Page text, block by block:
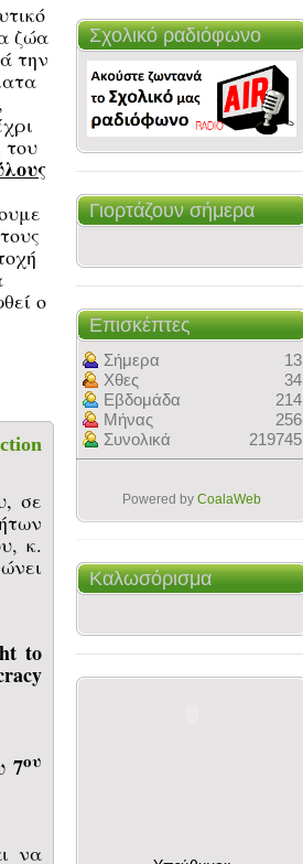
ζώα
την
του
ο
σε
κ.
to
7ου
να
Σχολικό ραδιόφωνο
Γιορτάζουν σήμερα
Επισκέπτες
Σήμερα
13
Χθες
34
Εβδομάδα
214
Μήνας
256
Συνολικά
219745
Powered by CoalaWeb
Καλωσόρισμα